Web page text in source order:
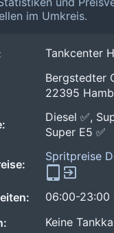
im Umkreis.
Tankcenter
Bergstedter
22395
Diesel ✅,
Super E5 ✅
Spritpreise
06:00-23:00
Keine